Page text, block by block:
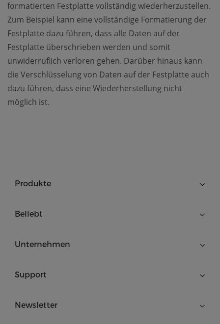
formatierten Festplatte vollständig wiederherzustellen.
Zum Beispiel kann eine vollständige Formatierung der
Festplatte dazu führen, dass alle Daten auf der
Festplatte überschrieben werden und somit
unwiderruflich verloren gehen. Darüber hinaus kann
die Verschlüsselung von Daten auf der Festplatte auch
dazu führen, dass eine Wiederherstellung nicht
möglich ist.
Produkte
Beliebt
Unternehmen
Support
Newsletter